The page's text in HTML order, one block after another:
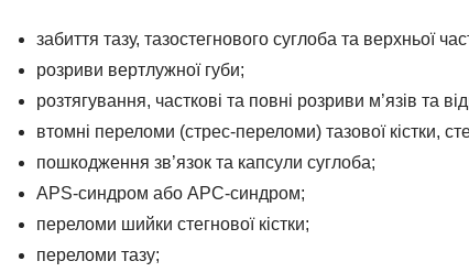
забиття тазу, тазостегнового суглоба та верхньої
розриви вертлужної губи;
розтягування, часткові та повні розриви м’язів та
втомні переломи (стрес-переломи) тазової кістки,
пошкодження зв’язок та капсули суглоба;
APS-синдром або АРС-синдром;
переломи шийки стегнової кістки;
переломи тазу;
ДЕКЛАРАЦІЮ ОНЛАЙН